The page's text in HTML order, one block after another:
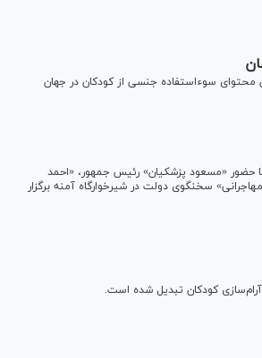
محتوای سوءاستفاده جنسی از کودکان در جهان
۴۷ کودک شهید جنگ تحمیلی ۱۲ روزه، عصر سه شنبه (۱۴ مرداد ۱۴۰۴) با حضور «مسعود پزشکیان» رئیس جمهور، «احمد
سخنگوی دولت در شیرخوارگاه آمنه برگزار
کودکان تبدیل شده است.